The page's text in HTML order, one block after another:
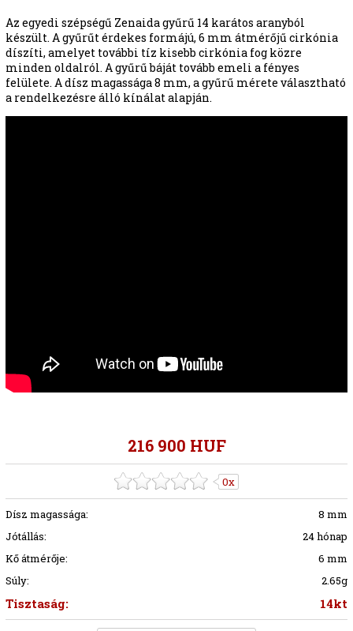
Az egyedi szépségű Zenaida gyűrű 14 karátos aranyból
készült. A gyűrűt érdekes formájú, 6 mm átmérőjű cirkónia
díszíti, amelyet további tíz kisebb cirkónia fog közre
minden oldalról. A gyűrű báját tovább emeli a fényes
felülete. A dísz magassága 8 mm, a gyűrű mérete választható
a rendelkezésre álló kínálat alapján.
216 900 HUF
0x
Dísz magassága:
8 mm
Jótállás:
24 hónap
Kő átmérője:
6 mm
Súly:
2.65g
Tisztaság: 14kt